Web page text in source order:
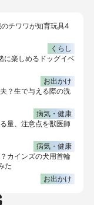
チワワが知育玩具4
くらし
に楽しめるドッグイベ
お出かけ
？生で与える際の洗
病気・健康
量、注意点を獣医師
病気・健康
カインズの犬用首輪
た
お出かけ